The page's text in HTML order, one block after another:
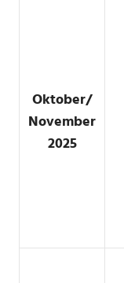
Oktober/
November
2025